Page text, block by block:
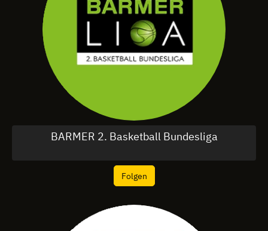
BARMER 2. Basketball Bundesliga
Folgen